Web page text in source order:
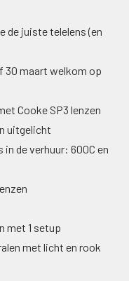
de juiste telelens (en
30 maart welkom op
Cooke SP3 lenzen
uitgelicht
de verhuur: 600C en
met 1 setup
met licht en rook